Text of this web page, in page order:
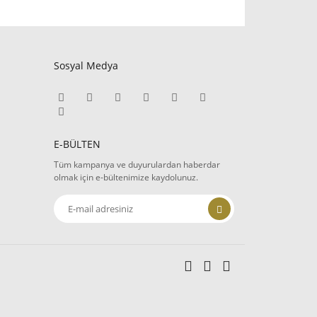
Sosyal Medya
E-BÜLTEN
Tüm kampanya ve duyurulardan haberdar
olmak için e-bültenimize kaydolunuz.